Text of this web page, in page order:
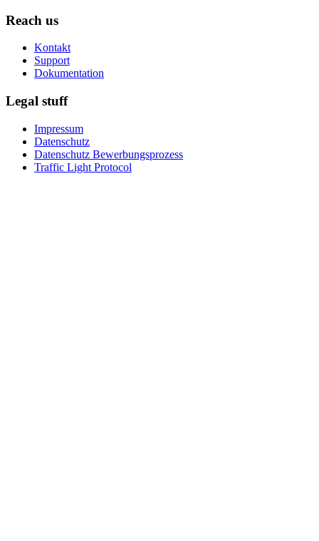
Reach us
Kontakt
Support
Dokumentation
Legal stuff
Impressum
Datenschutz
Datenschutz Bewerbungsprozess
Traffic Light Protocol